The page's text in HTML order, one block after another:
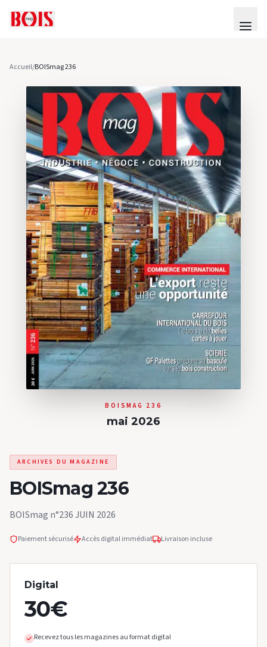
Accueil/BOISmag 236
BOISMAG 236
mai 2026
ARCHIVES DU MAGAZINE
BOISmag 236
BOISmag n°236 JUIN 2026
Paiement sécurisé Accès digital immédiat Livraison incluse
Digital
30€
Recevez tous les magazines au format digital